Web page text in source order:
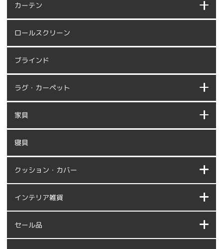
カーテン
ロールスクリーン
ブラインド
ラグ・カーペット
家具
寝具
クッション・カバー
インテリア雑貨
セール品